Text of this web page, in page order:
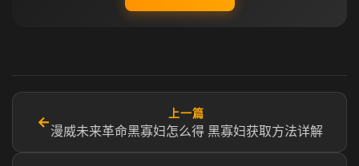
←
上一篇
漫威未来革命黑寡妇怎么得 黑寡妇获取方法详解